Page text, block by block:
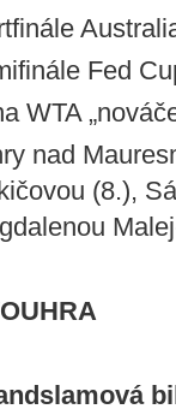
Fed
WTA
nad
(8.),